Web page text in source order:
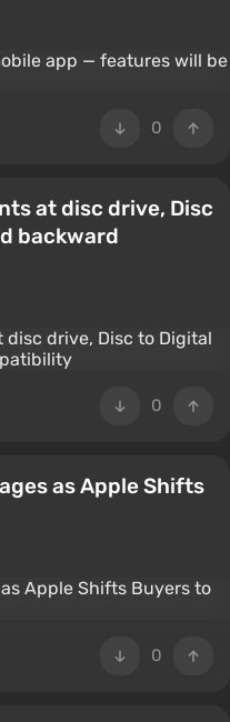
0
at disc drive, Disc
backward
0
as Apple Shifts
0